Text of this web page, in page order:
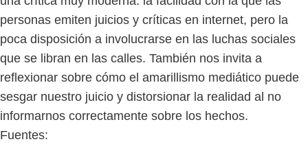
personas emiten juicios y críticas en internet, pero la
poca disposición a involucrarse en las luchas sociales
que se libran en las calles. También nos invita a
reflexionar sobre cómo el amarillismo mediático puede
sesgar nuestro juicio y distorsionar la realidad al no
informarnos correctamente sobre los hechos.
Fuentes: